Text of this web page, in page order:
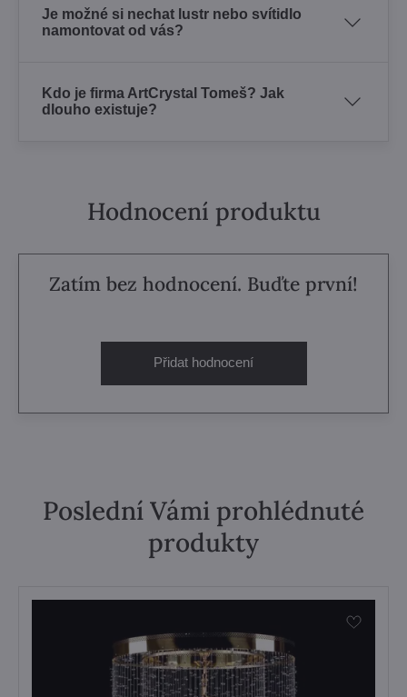
Je možné si nechat lustr nebo svítidlo
namontovat od vás?
Kdo je firma ArtCrystal Tomeš? Jak
dlouho existuje?
Hodnocení produktu
Zatím bez hodnocení. Buďte první!
Přidat hodnocení
Poslední Vámi prohlédnuté
produkty